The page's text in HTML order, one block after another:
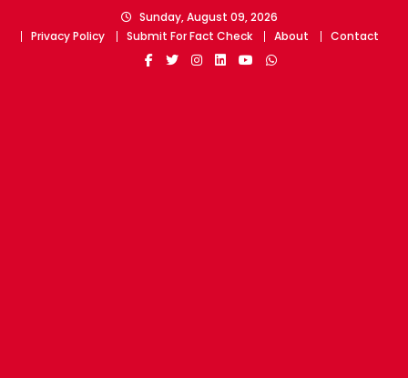
Sunday, August 09, 2026
Privacy Policy
Submit For Fact Check About Contact